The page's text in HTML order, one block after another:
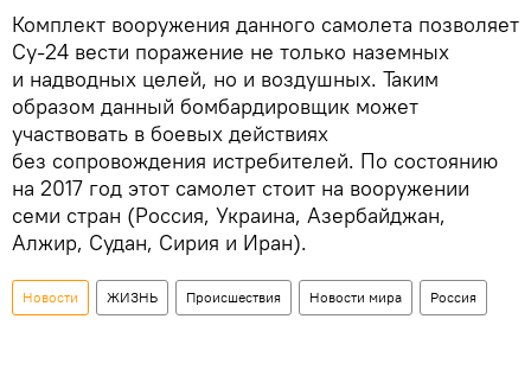
Комплект вооружения данного самолета позволяет
Су-24 вести поражение не только наземных
и надводных целей, но и воздушных. Таким
образом данный бомбардировщик может
участвовать в боевых действиях
без сопровождения истребителей. По состоянию
на 2017 год этот самолет стоит на вооружении
семи стран (Россия, Украина, Азербайджан,
Алжир, Судан, Сирия и Иран).
Новости ЖИЗНЬ Происшествия Новости мира Россия